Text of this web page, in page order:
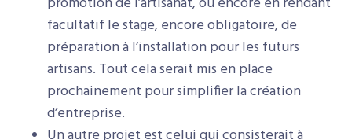
facultatif le stage, encore obligatoire, de
préparation à l’installation pour les futurs
artisans. Tout cela serait mis en place
prochainement pour simplifier la création
d’entreprise.
Un autre projet est celui qui consisterait à